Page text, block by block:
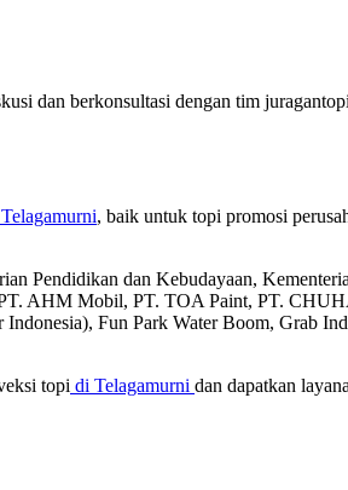
dan berkonsultasi dengan tim
, baik untuk topi promosi
Pendidikan dan Kebudayaan,
AHM Mobil, PT. TOA Paint, PT.
Fun Park Water Boom, Grab
topi di Telagamurni dan dapatkan